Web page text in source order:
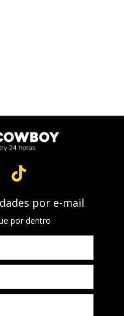
por e-mail
por dentro